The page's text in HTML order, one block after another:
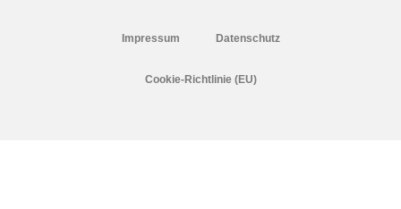
Impressum Datenschutz
Cookie-Richtlinie (EU)